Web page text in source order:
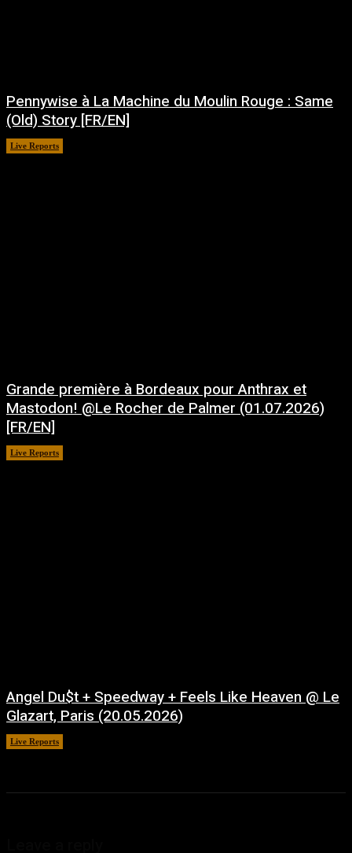
Pennywise à La Machine du Moulin Rouge : Same
(Old) Story [FR/EN]
Live Reports
Grande première à Bordeaux pour Anthrax et
Mastodon! @Le Rocher de Palmer (01.07.2026)
[FR/EN]
Live Reports
Angel Du$t + Speedway + Feels Like Heaven @ Le
Glazart, Paris (20.05.2026)
Live Reports